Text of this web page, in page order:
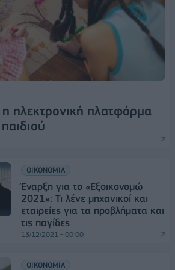
ηλεκτρονική πλατφόρμα
ΟΙΚΟΝΟΜΙΑ
Έναρξη για το «Εξοικονομώ
2021»: Τι λένε μηχανικοί και
εταιρείες για τα προβλήματα και
τις παγίδες
13/12/2021 - 00:00
ΟΙΚΟΝΟΜΙΑ